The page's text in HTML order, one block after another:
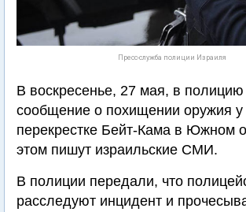
Пресс-служба полиции Израиля
В воскресенье, 27 мая, в полицию
сообщение о похищении оружия у
перекрестке Бейт-Кама в Южном
этом пишут израильские СМИ.
В полиции передали, что
расследуют инцидент и